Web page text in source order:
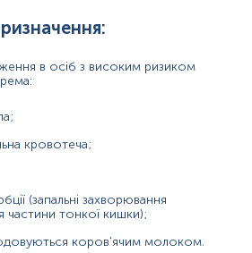
анемій;
(вірусний гепатит В,С,
ніг;
в осіб з високим ризиком
кровотеча;
(запальні захворювання
частини тонкої кишки);
коров'ячим молоком.